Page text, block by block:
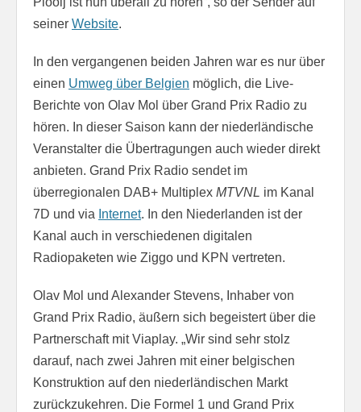
seiner Website.
In den vergangenen beiden Jahren war es nur über
einen Umweg über Belgien möglich, die Live-
Berichte von Olav Mol über Grand Prix Radio zu
hören. In dieser Saison kann der niederländische
Veranstalter die Übertragungen auch wieder direkt
anbieten. Grand Prix Radio sendet im
überregionalen DAB+ Multiplex MTVNL im Kanal
7D und via Internet. In den Niederlanden ist der
Kanal auch in verschiedenen digitalen
Radiopaketen wie Ziggo und KPN vertreten.
Olav Mol und Alexander Stevens, Inhaber von
Grand Prix Radio, äußern sich begeistert über die
Partnerschaft mit Viaplay. „Wir sind sehr stolz
darauf, nach zwei Jahren mit einer belgischen
Konstruktion auf den niederländischen Markt
zurückzukehren. Die Formel 1 und Grand Prix